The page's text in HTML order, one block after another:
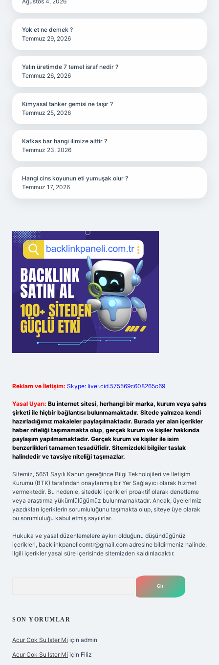
Yok et ne demek ?
Temmuz 29, 2026
Yalın üretimde 7 temel israf nedir ?
Temmuz 26, 2026
Kimyasal tanker gemisi ne taşır ?
Temmuz 25, 2026
Kafkas bar hangi ilimize aittir ?
Temmuz 23, 2026
Hangi cins koyunun eti yumuşak olur ?
Temmuz 17, 2026
Reklam ve İletişim: Skype: live:.cid.575569c608265c69
Yasal Uyarı: Bu internet sitesi, herhangi bir marka, kurum veya şahıs
şirketi ile hiçbir bağlantısı bulunmamaktadır. Sitede yalnızca kendi
hazırladığımız makaleler paylaşılmaktadır. Burada yer alan içerikler
haber niteliği taşımamakta olup, gerçek kurum ve kişiler hakkında
paylaşım yapılmamaktadır. Gerçek kurum ve kişiler ile isim
benzerlikleri tamamen tesadüfidir. Sitemizdeki bilgiler taslak
halindedir ve tavsiye niteliği taşımazlar.
Sitemiz, 5651 Sayılı Kanun gereğince Bilgi Teknolojileri ve İletişim
Kurumu (BTK) tarafından onaylanmış bir Yer Sağlayıcı olarak hizmet
vermektedir. Bu nedenle, sitedeki içerikleri proaktif olarak denetleme
veya araştırma yükümlülüğümüz bulunmamaktadır. Ancak, üyelerimiz
yazdıkları içeriklerin sorumluluğunu taşımakta olup, siteye üye olarak
bu sorumluluğu kabul etmiş sayılırlar.
Hukuka ve yasal düzenlemelere aykırı olduğunu düşündüğünüz
içerikleri, backlinkpanelicomtr@gmail.com adresine bildirmeniz halinde,
ilgili içerikler yasal süre içerisinde sitemizden kaldırılacaktır.
SON YORUMLAR
Acur Cok Su Ister Mi için admin
Acur Cok Su Ister Mi için Filiz